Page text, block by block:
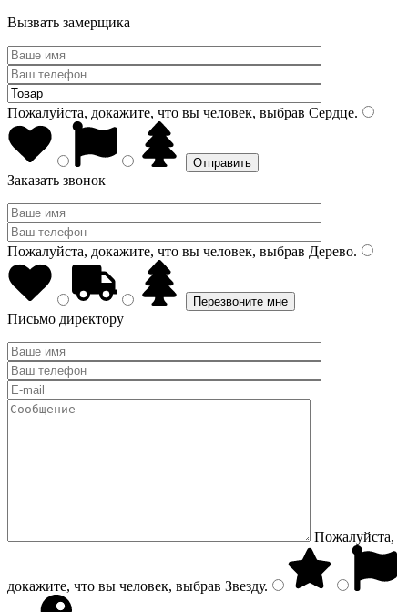
Вызвать замерщика
Пожалуйста, докажите, что вы человек, выбрав Сердце.
Заказать звонок
Пожалуйста, докажите, что вы человек, выбрав Дерево.
Письмо директору
Пожалуйста,
докажите, что вы человек, выбрав Звезду.